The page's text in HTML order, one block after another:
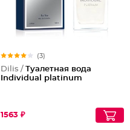
(3)
Dilis / Туалетная вода
Individual platinum
1563 ₽